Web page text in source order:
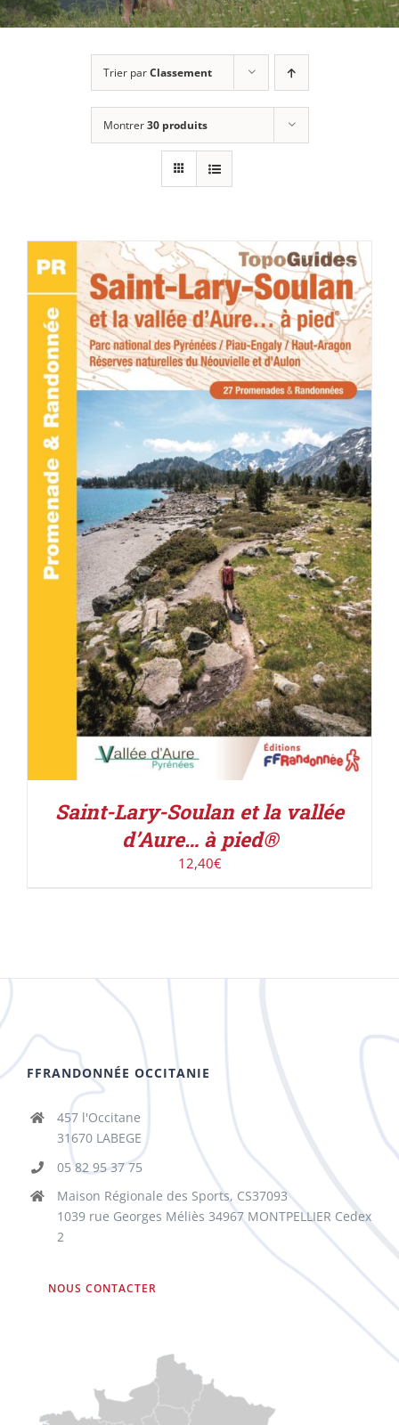
Trier parClassement
Montrer30 produits
ACHETER LE PRODUIT / DÉTAILS
Saint-Lary-Soulan et la vallée
d’Aure… à pied®
12,40€
FFRANDONNÉE OCCITANIE
457 l'Occitane
31670 LABEGE
05 82 95 37 75
Maison Régionale des Sports, CS37093
1039 rue Georges Méliès 34967 MONTPELLIER Cedex
2
NOUS CONTACTER